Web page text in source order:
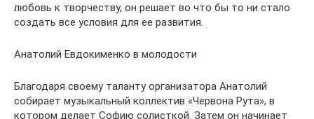
любовь к творчеству, он решает во что бы то ни стало
создать все условия для ее развития.
Анатолий Евдокименко в молодости
Благодаря своему таланту организатора Анатолий
собирает музыкальный коллектив «Червона Рута», в
котором делает Софию солисткой. Затем он начинает